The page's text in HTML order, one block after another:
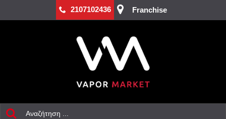
2107102436 Franchise